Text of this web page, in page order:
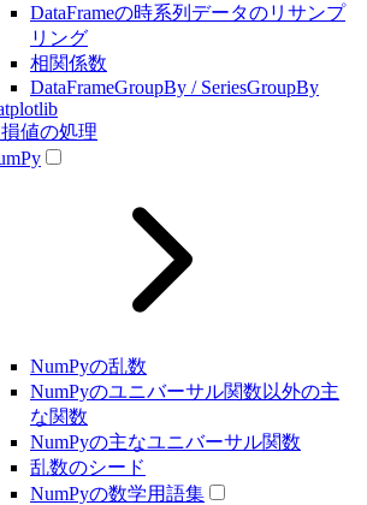
DataFrameの時系列データのリサンプ
リング
相関係数
DataFrameGroupBy / SeriesGroupBy
値の処理
NumPyの乱数
NumPyのユニバーサル関数以外の主
な関数
NumPyの主なユニバーサル関数
乱数のシード
NumPyの数学用語集